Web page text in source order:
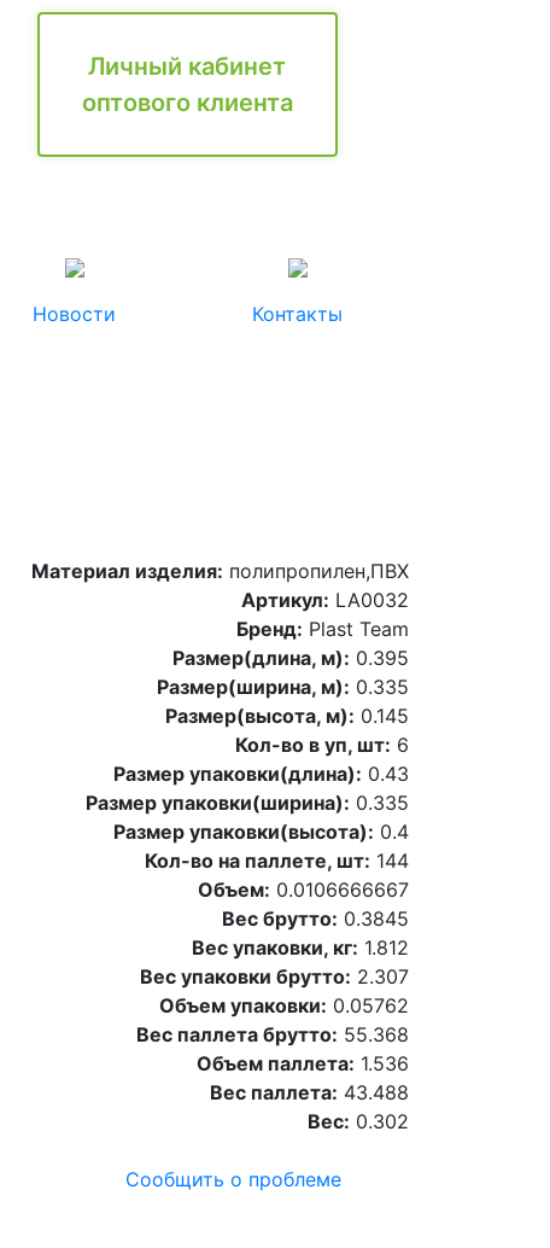
Личный кабинет
оптового клиента
Новости Контакты
Материал изделия: полипропилен,ПВХ
Артикул: LA0032
Бренд: Plast Team
Размер(длина, м): 0.395
Размер(ширина, м): 0.335
Размер(высота, м): 0.145
Кол-во в уп, шт: 6
Размер упаковки(длина): 0.43
Размер упаковки(ширина): 0.335
Размер упаковки(высота): 0.4
Кол-во на паллете, шт: 144
Объем: 0.0106666667
Вес брутто: 0.3845
Вес упаковки, кг: 1.812
Вес упаковки брутто: 2.307
Объем упаковки: 0.05762
Вес паллета брутто: 55.368
Объем паллета: 1.536
Вес паллета: 43.488
Вес: 0.302
Сообщить о проблеме